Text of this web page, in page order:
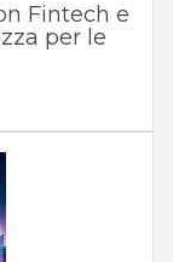
Fintech e
per le